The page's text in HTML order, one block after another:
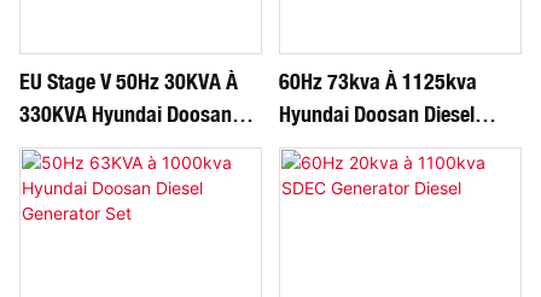
EU Stage V 50Hz 30KVA À
330KVA Hyundai Doosan
Diesel Generator Set
60Hz 73kva À 1125kva
Hyundai Doosan Diesel
Generator Set